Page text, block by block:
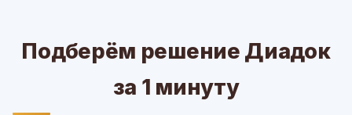
Подберём решение Диадок
за 1 минуту